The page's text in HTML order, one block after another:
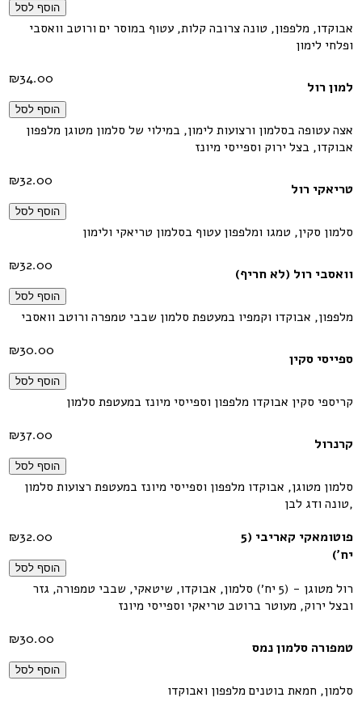
הוסף לסל
אבוקדו, מלפפון, טונה צרובה קלות, עטוף במוסר ים ורוטב וואסבי
ופלחי לימון
למון רול ₪34.00
הוסף לסל
אצה עטופה בסלמון ורצועות לימון, במילוי של סלמון מטוגן מלפפון
אבוקדו, בצל ירוק וספייסי מיונז
טריאקי רול ₪32.00
הוסף לסל
סלמון סקין, טמגו ומלפפון עטוף בסלמון טריאקי ולימון
וואסבי רול (לא חריף) ₪32.00
הוסף לסל
מלפפון, אבוקדו וקמפיו במעטפת סלמון שבבי טמפרה ורוטב וואסבי
ספייסי סקין ₪30.00
הוסף לסל
קריספי סקין אבוקדו מלפפון וספייסי מיונז במעטפת סלמון
קרנרול ₪37.00
הוסף לסל
סלמון מטוגן, אבוקדו מלפפון וספייסי מיונז במעטפת רצועות סלמון
,טונה ודג לבן
פוטומאקי קאריבי (5
יח׳)
₪32.00
הוסף לסל
רול מטוגן - (5 יח׳) סלמון, אבוקדו, שיטאקי, שבבי טמפורה, גזר
ובצל ירוק, מעוטר ברוטב טריאקי וספייסי מיונז
טמפורה סלמון נמס ₪30.00
הוסף לסל
סלמון, חמאת בוטנים מלפפון ואבוקדו